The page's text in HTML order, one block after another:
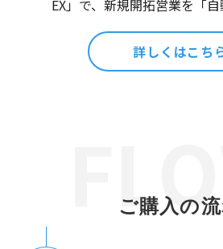
EX」で、新規開拓営業を「
詳しくはこち
ご購入の